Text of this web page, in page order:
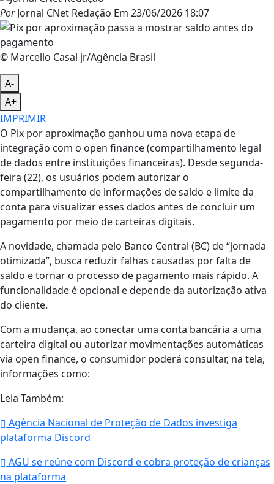
PorJornal CNet Redação Em 23/06/2026 18:07
© Marcello Casal jr/Agência Brasil
A-
A+
IMPRIMIR
O Pix por aproximação ganhou uma nova etapa de
integração com o open finance (compartilhamento legal
de dados entre instituições financeiras). Desde segunda-
feira (22), os usuários podem autorizar o
compartilhamento de informações de saldo e limite da
conta para visualizar esses dados antes de concluir um
pagamento por meio de carteiras digitais.
A novidade, chamada pelo Banco Central (BC) de “jornada
otimizada”, busca reduzir falhas causadas por falta de
saldo e tornar o processo de pagamento mais rápido. A
funcionalidade é opcional e depende da autorização ativa
do cliente.
Com a mudança, ao conectar uma conta bancária a uma
carteira digital ou autorizar movimentações automáticas
via open finance, o consumidor poderá consultar, na tela,
informações como:
Leia Também:
Agência Nacional de Proteção de Dados investiga
plataforma Discord
AGU se reúne com Discord e cobra proteção de crianças
na plataforma